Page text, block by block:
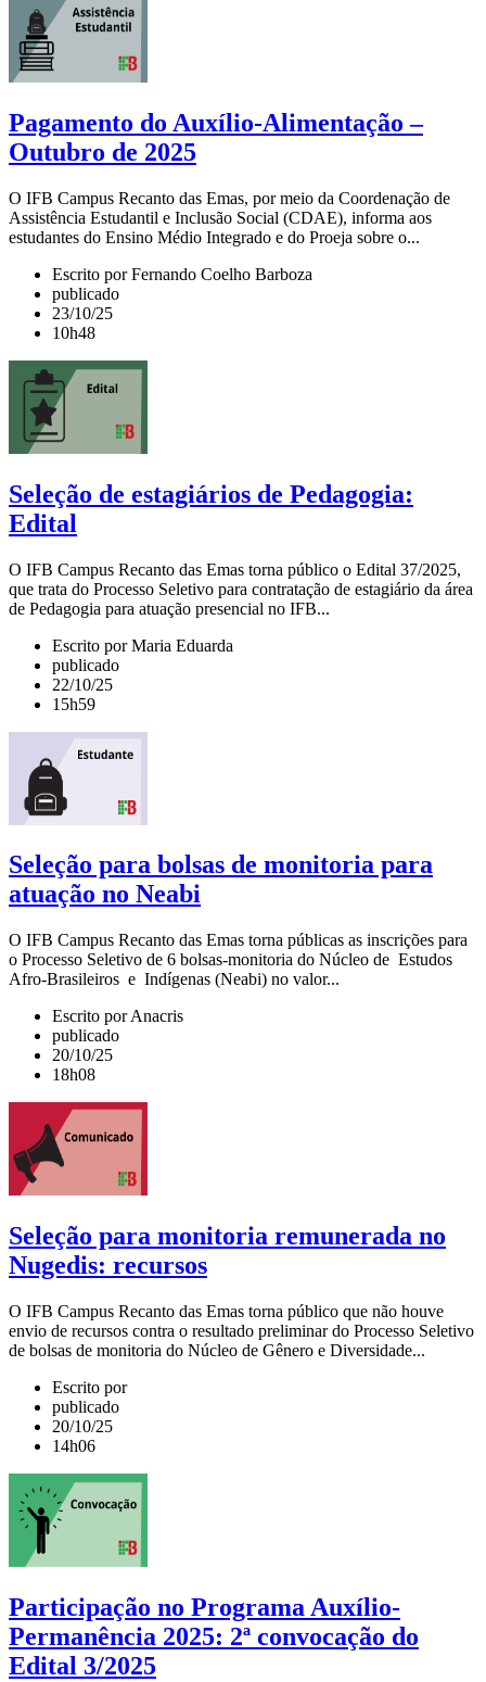
Pagamento do Auxílio-Alimentação –
Outubro de 2025
O IFB Campus Recanto das Emas, por meio da Coordenação de
Assistência Estudantil e Inclusão Social (CDAE), informa aos
estudantes do Ensino Médio Integrado e do Proeja sobre o...
Escrito por Fernando Coelho Barboza
publicado
23/10/25
10h48
Seleção de estagiários de Pedagogia:
Edital
O IFB Campus Recanto das Emas torna público o Edital 37/2025,
que trata do Processo Seletivo para contratação de estagiário da área
de Pedagogia para atuação presencial no IFB...
Escrito por Maria Eduarda
publicado
22/10/25
15h59
Seleção para bolsas de monitoria para
atuação no Neabi
O IFB Campus Recanto das Emas torna públicas as inscrições para
o Processo Seletivo de 6 bolsas-monitoria do Núcleo de Estudos
Afro-Brasileiros e Indígenas (Neabi) no valor...
Escrito por Anacris
publicado
20/10/25
18h08
Seleção para monitoria remunerada no
Nugedis: recursos
O IFB Campus Recanto das Emas torna público que não houve
envio de recursos contra o resultado preliminar do Processo Seletivo
de bolsas de monitoria do Núcleo de Gênero e Diversidade...
Escrito por
publicado
20/10/25
14h06
Participação no Programa Auxílio-
Permanência 2025: 2ª convocação do
Edital 3/2025